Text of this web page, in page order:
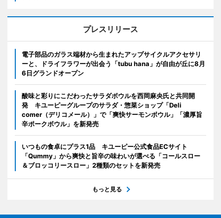
プレスリリース
電子部品のガラス端材から生まれたアップサイクルアクセサリ
ーと、ドライフラワーが出会う「tubu hana」が自由が丘に8月
6日グランドオープン
酸味と彩りにこだわったサラダボウルを西岡麻央氏と共同開
発 キユーピーグループのサラダ・惣菜ショップ「Deli
comer（デリコメール）」で「爽快サーモンボウル」「濃厚旨
辛ポークボウル」を新発売
いつもの食卓にプラス1品 キユーピー公式食品ECサイト
「Qummy」から爽快と旨辛の味わいが選べる「コールスロー
＆ブロッコリースロー」2種類のセットを新発売
もっと見る